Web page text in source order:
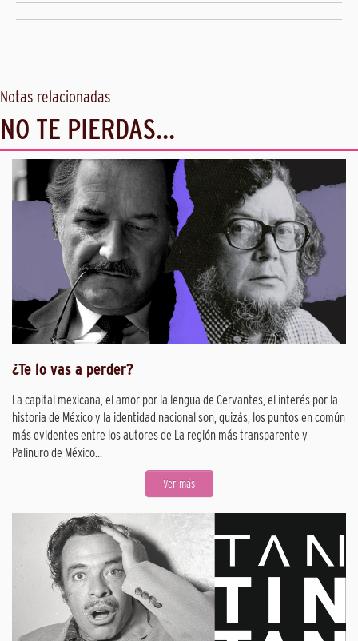
Notas relacionadas
NO TE PIERDAS...
¿Te lo vas a perder?
La capital mexicana, el amor por la lengua de Cervantes, el interés por la
historia de México y la identidad nacional son, quizás, los puntos en común
más evidentes entre los autores de La región más transparente y
Palinuro de México...
Ver más